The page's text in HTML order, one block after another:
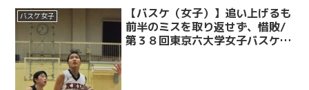
バスケ女子
【バスケ（女子）】追い上げるも
前半のミスを取り返せず、惜敗/
第３８回東京六大学女子バスケッ